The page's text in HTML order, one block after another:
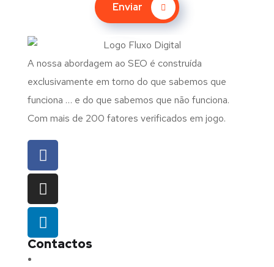
Enviar
A nossa abordagem ao SEO é construída
exclusivamente em torno do que sabemos que
funciona … e do que sabemos que não funciona.
Com mais de 200 fatores verificados em jogo.
Contactos